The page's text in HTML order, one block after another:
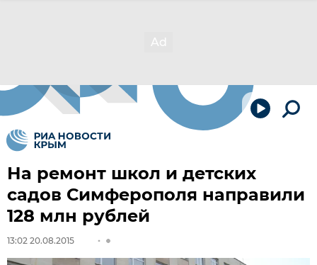
На ремонт школ и детских
садов Симферополя направили
128 млн рублей
13:02 20.08.2015